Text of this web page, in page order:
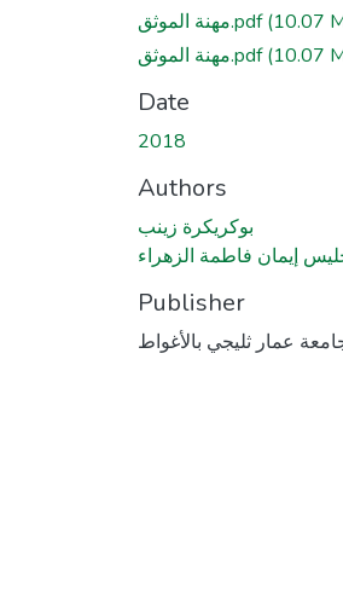
مهنة الموثق.pdf(10.07
مهنة الموثق.pdf(10.07
Date
2018
Authors
بوكريكرة زينب
إيمان فاطمة الزهراء
Publisher
عمار ثليجي بالأغواط